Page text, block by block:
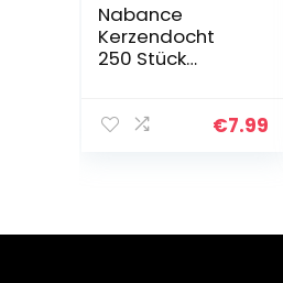
Nabance
Kerzendocht
250 Stück
Dochte für
€7.99